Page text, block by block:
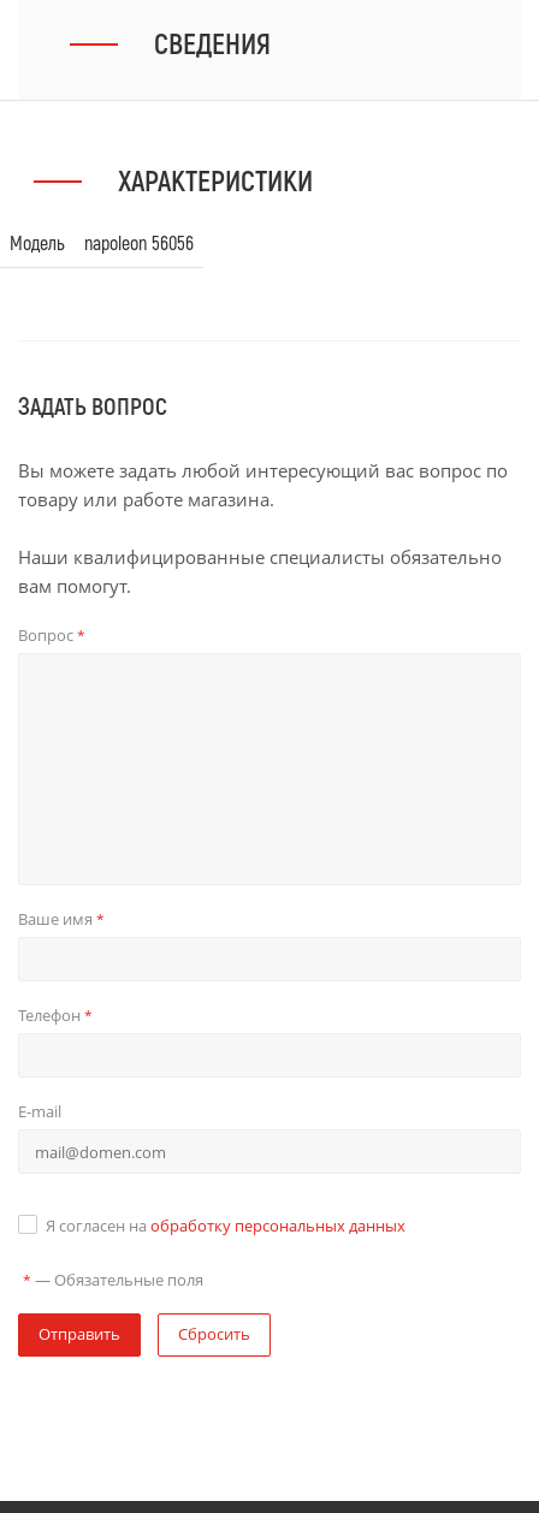
СВЕДЕНИЯ
ХАРАКТЕРИСТИКИ
Модель napoleon 56056
ЗАДАТЬ ВОПРОС
Вы можете задать любой интересующий вас вопрос по
товару или работе магазина.
Наши квалифицированные специалисты обязательно
вам помогут.
Вопрос*
Ваше имя *
Телефон *
E-mail
Я согласен на обработку персональных данных
* — Обязательные поля
Отправить Сбросить